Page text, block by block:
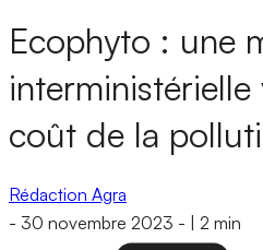
Ecophyto : une
interministérielle
coût de la
Rédaction Agra
- 30 novembre 2023 - 2 min